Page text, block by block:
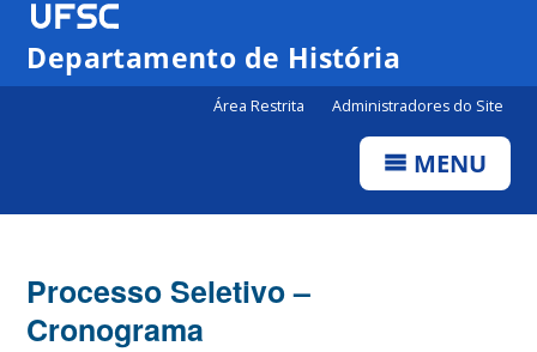
Canais
Departamento de História
Área Restrita Administradores do Site
MENU
Processo Seletivo –
Cronograma